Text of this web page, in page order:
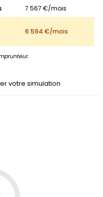
7 567 €/mois
6 594 €/mois
votre simulation